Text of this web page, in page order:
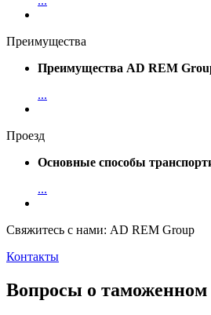
Преимущества
Преимущества AD REM
...
Проезд
Основные способы
...
Свяжитесь с нами: AD REM Group
Контакты
Вопросы о таможенном